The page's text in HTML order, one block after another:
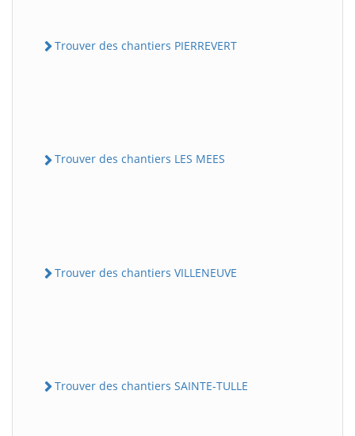
Trouver des chantiers PIERREVERT
Trouver des chantiers LES MEES
Trouver des chantiers VILLENEUVE
Trouver des chantiers SAINTE-TULLE